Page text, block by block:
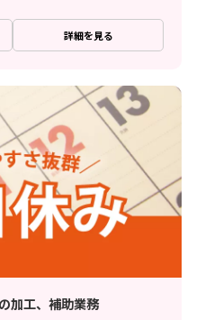
詳細を見る
加工、補助業務